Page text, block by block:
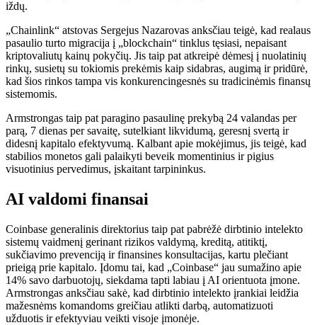
iždų.
„Chainlink“ atstovas Sergejus Nazarovas anksčiau teigė, kad realaus
pasaulio turto migracija į „blockchain“ tinklus tęsiasi, nepaisant
kriptovaliutų kainų pokyčių. Jis taip pat atkreipė dėmesį į nuolatinių
rinkų, susietų su tokiomis prekėmis kaip sidabras, augimą ir pridūrė,
kad šios rinkos tampa vis konkurencingesnės su tradicinėmis finansų
sistemomis.
Armstrongas taip pat paragino pasaulinę prekybą 24 valandas per
parą, 7 dienas per savaitę, sutelkiant likvidumą, geresnį svertą ir
didesnį kapitalo efektyvumą. Kalbant apie mokėjimus, jis teigė, kad
stabilios monetos gali palaikyti beveik momentinius ir pigius
visuotinius pervedimus, įskaitant tarpininkus.
AI valdomi finansai
Coinbase generalinis direktorius taip pat pabrėžė dirbtinio intelekto
sistemų vaidmenį gerinant rizikos valdymą, kreditą, atitiktį,
sukčiavimo prevenciją ir finansines konsultacijas, kartu plečiant
prieigą prie kapitalo. Įdomu tai, kad „Coinbase“ jau sumažino apie
14% savo darbuotojų, siekdama tapti labiau į AI orientuota įmone.
Armstrongas anksčiau sakė, kad dirbtinio intelekto įrankiai leidžia
mažesnėms komandoms greičiau atlikti darbą, automatizuoti
užduotis ir efektyviau veikti visoje įmonėje.